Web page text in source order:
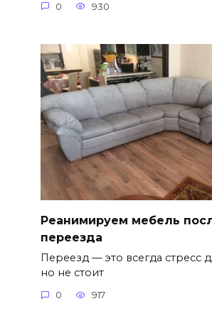
0 930
Реанимируем мебель
переезда
Переезд — это всегда стресс
но не стоит
0 917